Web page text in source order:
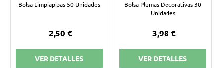
Bolsa Limpiapipas 50 Unidades
2,50 €
VER DETALLES
Bolsa Plumas Decorativas 30
Unidades
3,98 €
VER DETALLES